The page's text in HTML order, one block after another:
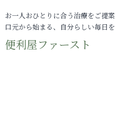
お一人おひとりに合う治療をご提案
口元から始まる、自分らしい毎日を
便利屋ファースト